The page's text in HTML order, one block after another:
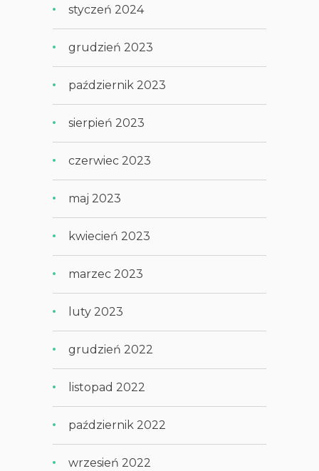
styczeń 2024
grudzień 2023
październik 2023
sierpień 2023
czerwiec 2023
maj 2023
kwiecień 2023
marzec 2023
luty 2023
grudzień 2022
listopad 2022
październik 2022
wrzesień 2022